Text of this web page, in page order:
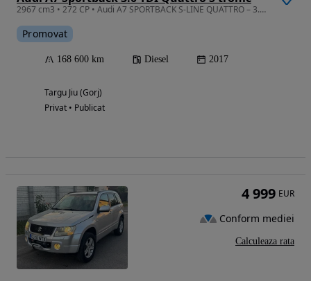
2967 cm3 • 272 CP • Audi A7 SPORTBACK S-LINE QUATTRO – 3.0 V6 TDI 272 CP de la(Proprietar)
Promovat
168 600 km Diesel 2017
Targu Jiu (Gorj)
Privat • Publicat
4 999 EUR
Conform mediei
Calculeaza rata